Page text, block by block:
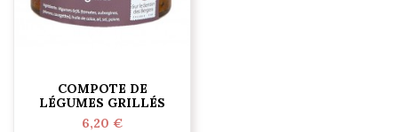
COMPOTE DE
LÉGUMES GRILLÉS
6,20 €